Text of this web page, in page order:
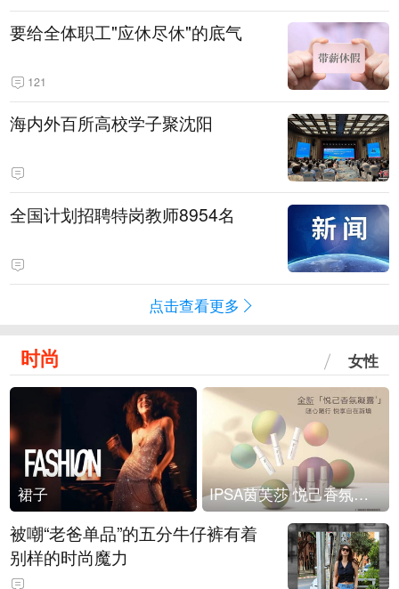
要给全体职工"应休尽休"的底气
121
海内外百所高校学子聚沈阳
全国计划招聘特岗教师8954名
点击查看更多
时尚 女性
裙子 IPSA茵芙莎 悦己香氛凝露上市
被嘲“老爸单品”的五分牛仔裤有着
别样的时尚魔力